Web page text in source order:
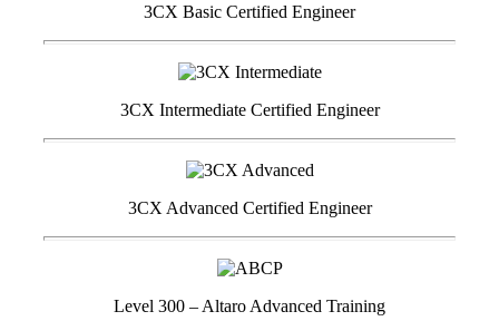
3CX Basic Certified Engineer
3CX Intermediate Certified Engineer
3CX Advanced Certified Engineer
Level 300 – Altaro Advanced Training